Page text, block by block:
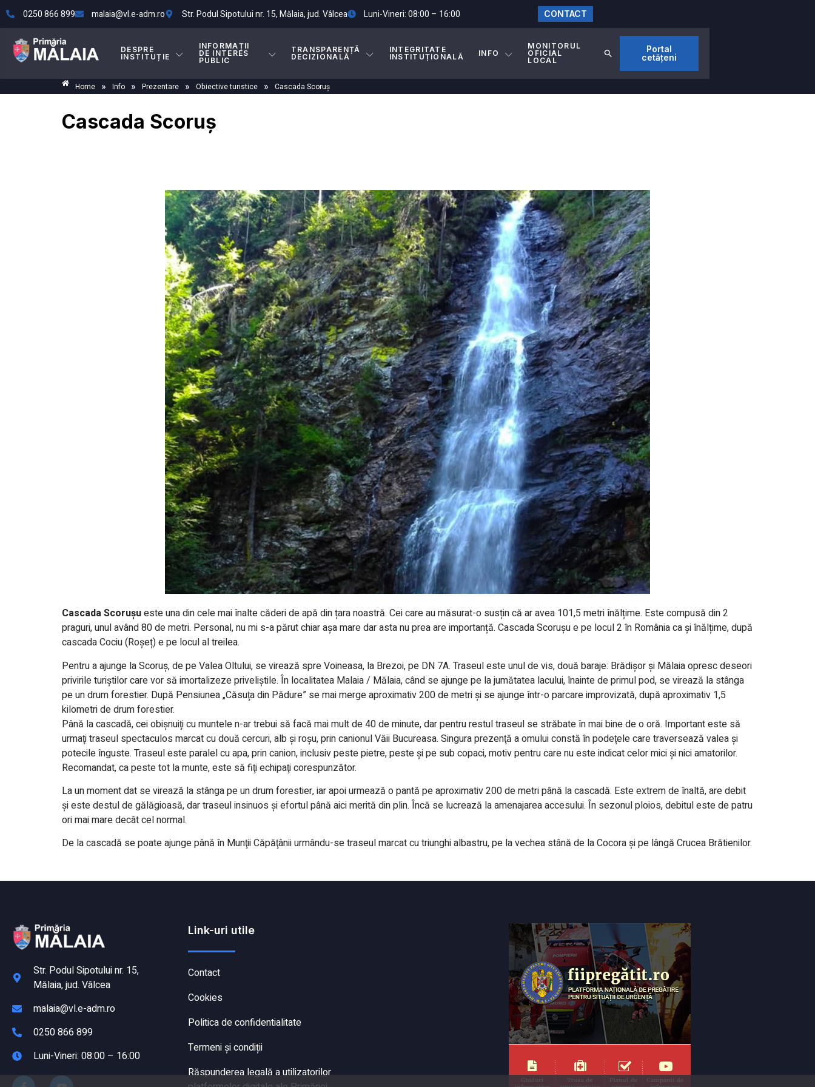
0250 866 899 malaia@vl.e-adm.ro Str. Podul Sipotului nr. 15, Mălaia, jud. Vâlcea Luni-Vineri: 08:00 – 16:00 CONTACT
DESPRE
INSTITUȚIE
INFORMAȚII
DE INTERES
PUBLIC
TRANSPARENȚĂ
DECIZIONALĂ
INTEGRITATE
INSTITUȚIONALĂ
INFO
MONITORUL
OFICIAL
LOCAL
Portal
cetățeni
Home » Info » Prezentare » Obiective turistice » Cascada Scoruș
Cascada Scoruș
Cascada Scorușueste una din cele mai înalte căderi de apă din țara noastră. Cei care au măsurat-o susțin că ar avea 101,5 metri înălțime. Este compusă din 2
praguri, unul având 80 de metri. Personal, nu mi s-a părut chiar așa mare dar asta nu prea are importanță. Cascada Scorușu e pe locul 2 în România ca și înălțime, după
cascada Cociu (Roșeț) e pe locul al treilea.
Pentru a ajunge la Scoruş, de pe Valea Oltului, se virează spre Voineasa, la Brezoi, pe DN 7A. Traseul este unul de vis, două baraje: Brădişor şi Mălaia opresc deseori
privirile turiştilor care vor să imortalizeze priveliştile. În localitatea Malaia / Mălaia, când se ajunge pe la jumătatea lacului, înainte de primul pod, se virează la stânga
pe un drum forestier. După Pensiunea „Căsuţa din Pădure” se mai merge aproximativ 200 de metri şi se ajunge într-o parcare improvizată, după aproximativ 1,5
kilometri de drum forestier.
Până la cascadă, cei obişnuiţi cu muntele n-ar trebui să facă mai mult de 40 de minute, dar pentru restul traseul se străbate în mai bine de o oră. Important este să
urmaţi traseul spectaculos marcat cu două cercuri, alb şi roşu, prin canionul Văii Bucureasa. Singura prezenţă a omului constă în podeţele care traversează valea şi
potecile înguste. Traseul este paralel cu apa, prin canion, inclusiv peste pietre, peste şi pe sub copaci, motiv pentru care nu este indicat celor mici şi nici amatorilor.
Recomandat, ca peste tot la munte, este să fiţi echipaţi corespunzător.
La un moment dat se virează la stânga pe un drum forestier, iar apoi urmează o pantă pe aproximativ 200 de metri până la cascadă. Este extrem de înaltă, are debit
şi este destul de gălăgioasă, dar traseul insinuos şi efortul până aici merită din plin. Încă se lucrează la amenajarea accesului. În sezonul ploios, debitul este de patru
ori mai mare decât cel normal.
De la cascadă se poate ajunge până în Munţii Căpăţânii urmându-se traseul marcat cu triunghi albastru, pe la vechea stână de la Cocora şi pe lângă Crucea Brătienilor.
Str. Podul Sipotului nr. 15,
Mălaia, jud. Vâlcea
malaia@vl.e-adm.ro
0250 866 899
Luni-Vineri: 08:00 – 16:00
Link-uri utile
Contact
Cookies
Politica de confidentialitate
Termeni și condiții
Răspunderea legală a utilizatorilor